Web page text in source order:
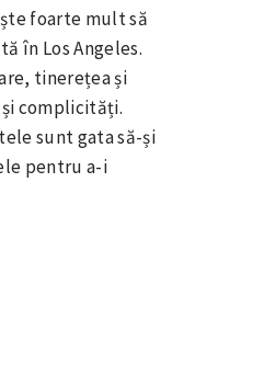
foarte mult să
în Los Angeles.
tinerețea și
complicități.
sunt gata să-și
pentru a-i